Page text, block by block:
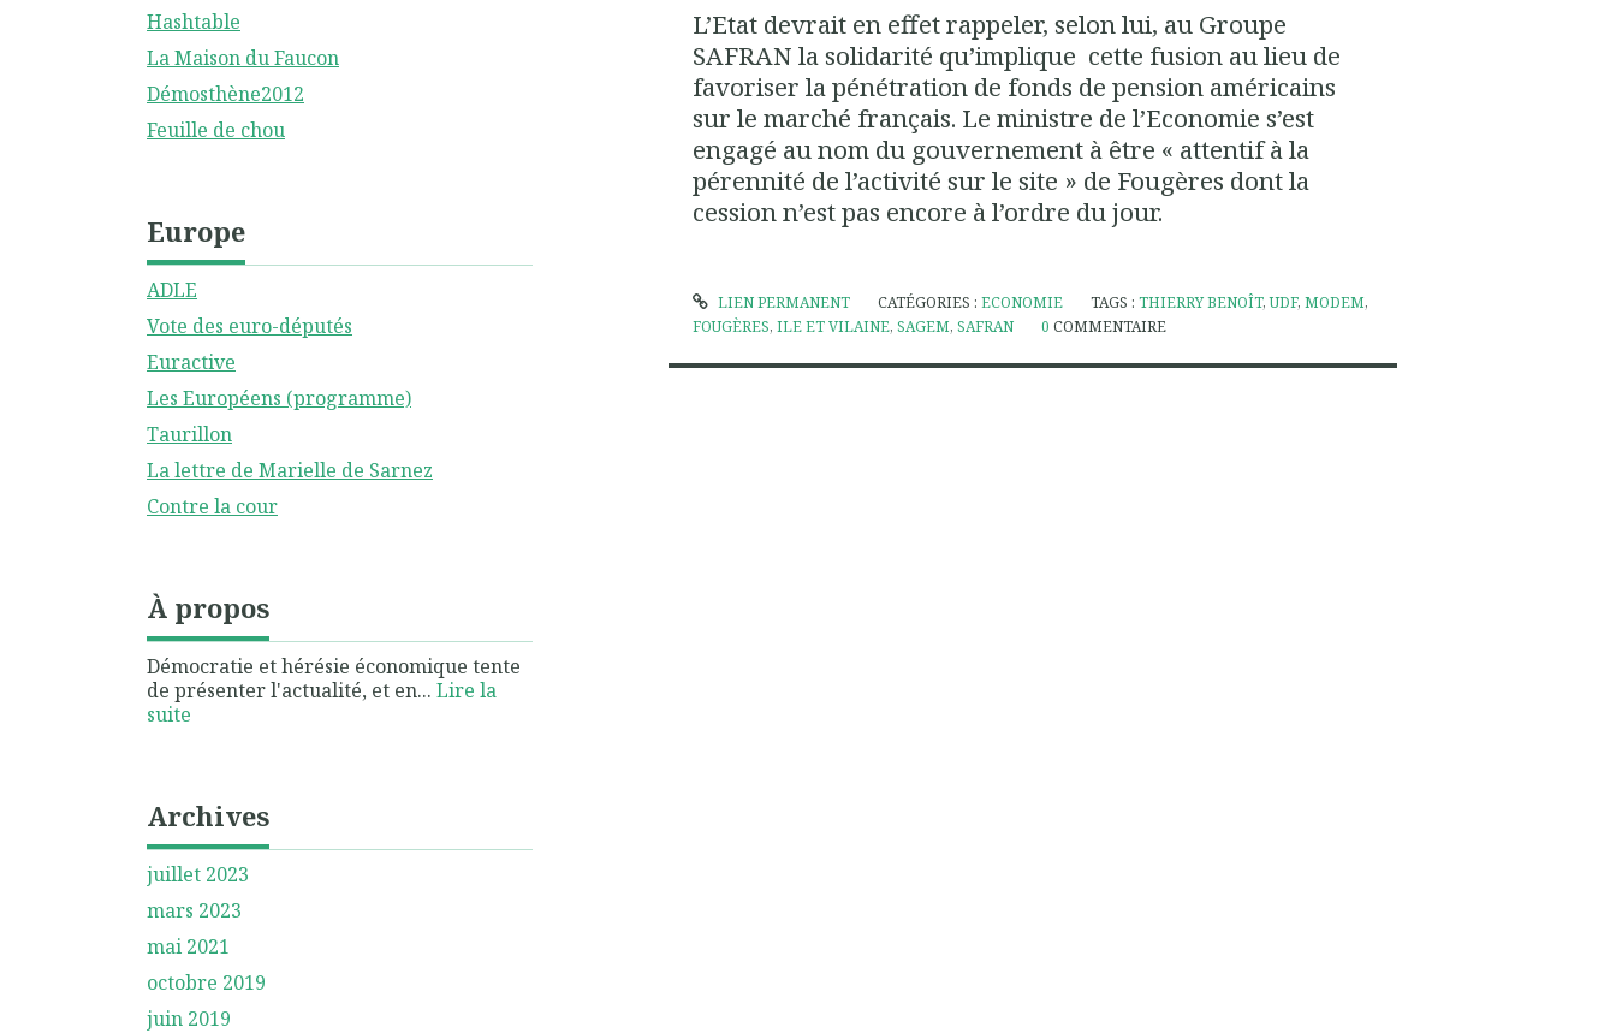
Hashtable
La Maison du Faucon
Démosthène2012
Feuille de chou
Europe
ADLE
Vote des euro-députés
Euractive
Les Européens (programme)
Taurillon
La lettre de Marielle de Sarnez
Contre la cour
À propos
Démocratie et hérésie économique tente
de présenter l'actualité, et en... Lire la
suite
Archives
juillet 2023
mars 2023
mai 2021
octobre 2019
juin 2019
L’Etat devrait en effet rappeler, selon lui, au Groupe
SAFRAN la solidarité qu’implique cette fusion au lieu de
favoriser la pénétration de fonds de pension américains
sur le marché français. Le ministre de l’Economie s’est
engagé au nom du gouvernement à être « attentif à la
pérennité de l’activité sur le site » de Fougères dont la
cession n’est pas encore à l’ordre du jour.
LIEN PERMANENT CATÉGORIES : ECONOMIE TAGS : THIERRY BENOÎT,UDF, MODEM,
FOUGÈRES,ILE ET VILAINE,SAGEM,SAFRAN 0 COMMENTAIRE